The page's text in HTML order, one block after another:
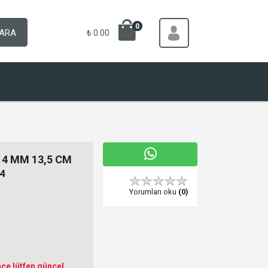
₺ 0.00
0
4 MM 13,5 CM
lütfen güncel
Yorumları oku (0)